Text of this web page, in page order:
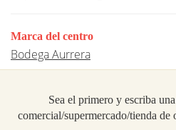
Marca del centro
Bodega Aurrera
Sea el primero y escriba
comercial/supermercado/tienda de